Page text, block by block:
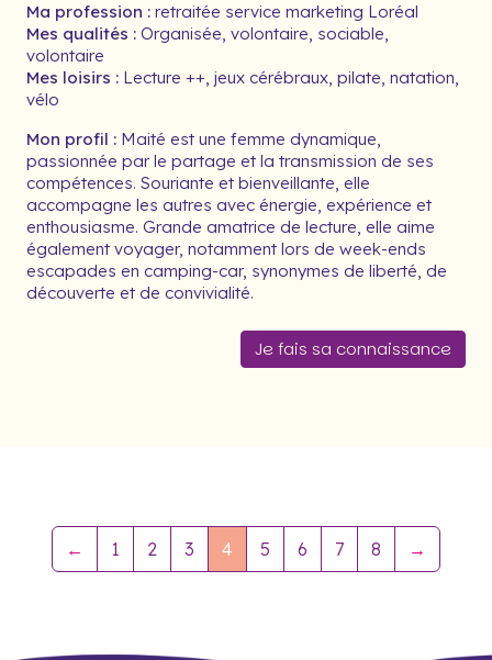
Ma profession : retraitée service marketing Loréal
Mes qualités : Organisée, volontaire, sociable,
volontaire
Mes loisirs : Lecture ++, jeux cérébraux, pilate, natation,
vélo
Mon profil : Maité est une femme dynamique,
passionnée par le partage et la transmission de ses
compétences. Souriante et bienveillante, elle
accompagne les autres avec énergie, expérience et
enthousiasme. Grande amatrice de lecture, elle aime
également voyager, notamment lors de week-ends
escapades en camping-car, synonymes de liberté, de
découverte et de convivialité.
Je fais sa connaissance
← 1 2 3 4 5 6 7 8 →